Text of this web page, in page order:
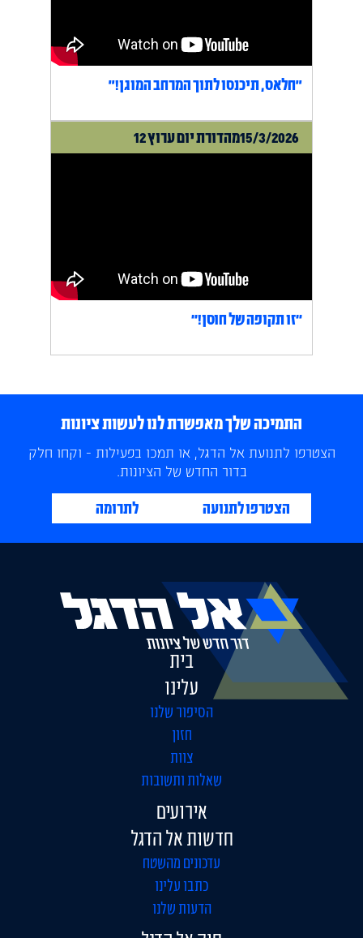
"חלאס, תיכנסו לתוך המרחב המוגן!"
15/3/2026מהדורת יום ערוץ 12
״זו תקופה של חוסן!״
התמיכה שלך מאפשרת לנו לעשות ציונות
הצטרפו לתנועת אל הדגל, או תמכו בפעילות - וקחו חלק
בדור החדש של הציונות.
הצטרפו לתנועה לתרומה
בית
עלינו
הסיפור שלנו
חזון
צוות
שאלות ותשובות
אירועים
חדשות אל הדגל
עדכונים מהשטח
כתבו עלינו
הדעות שלנו